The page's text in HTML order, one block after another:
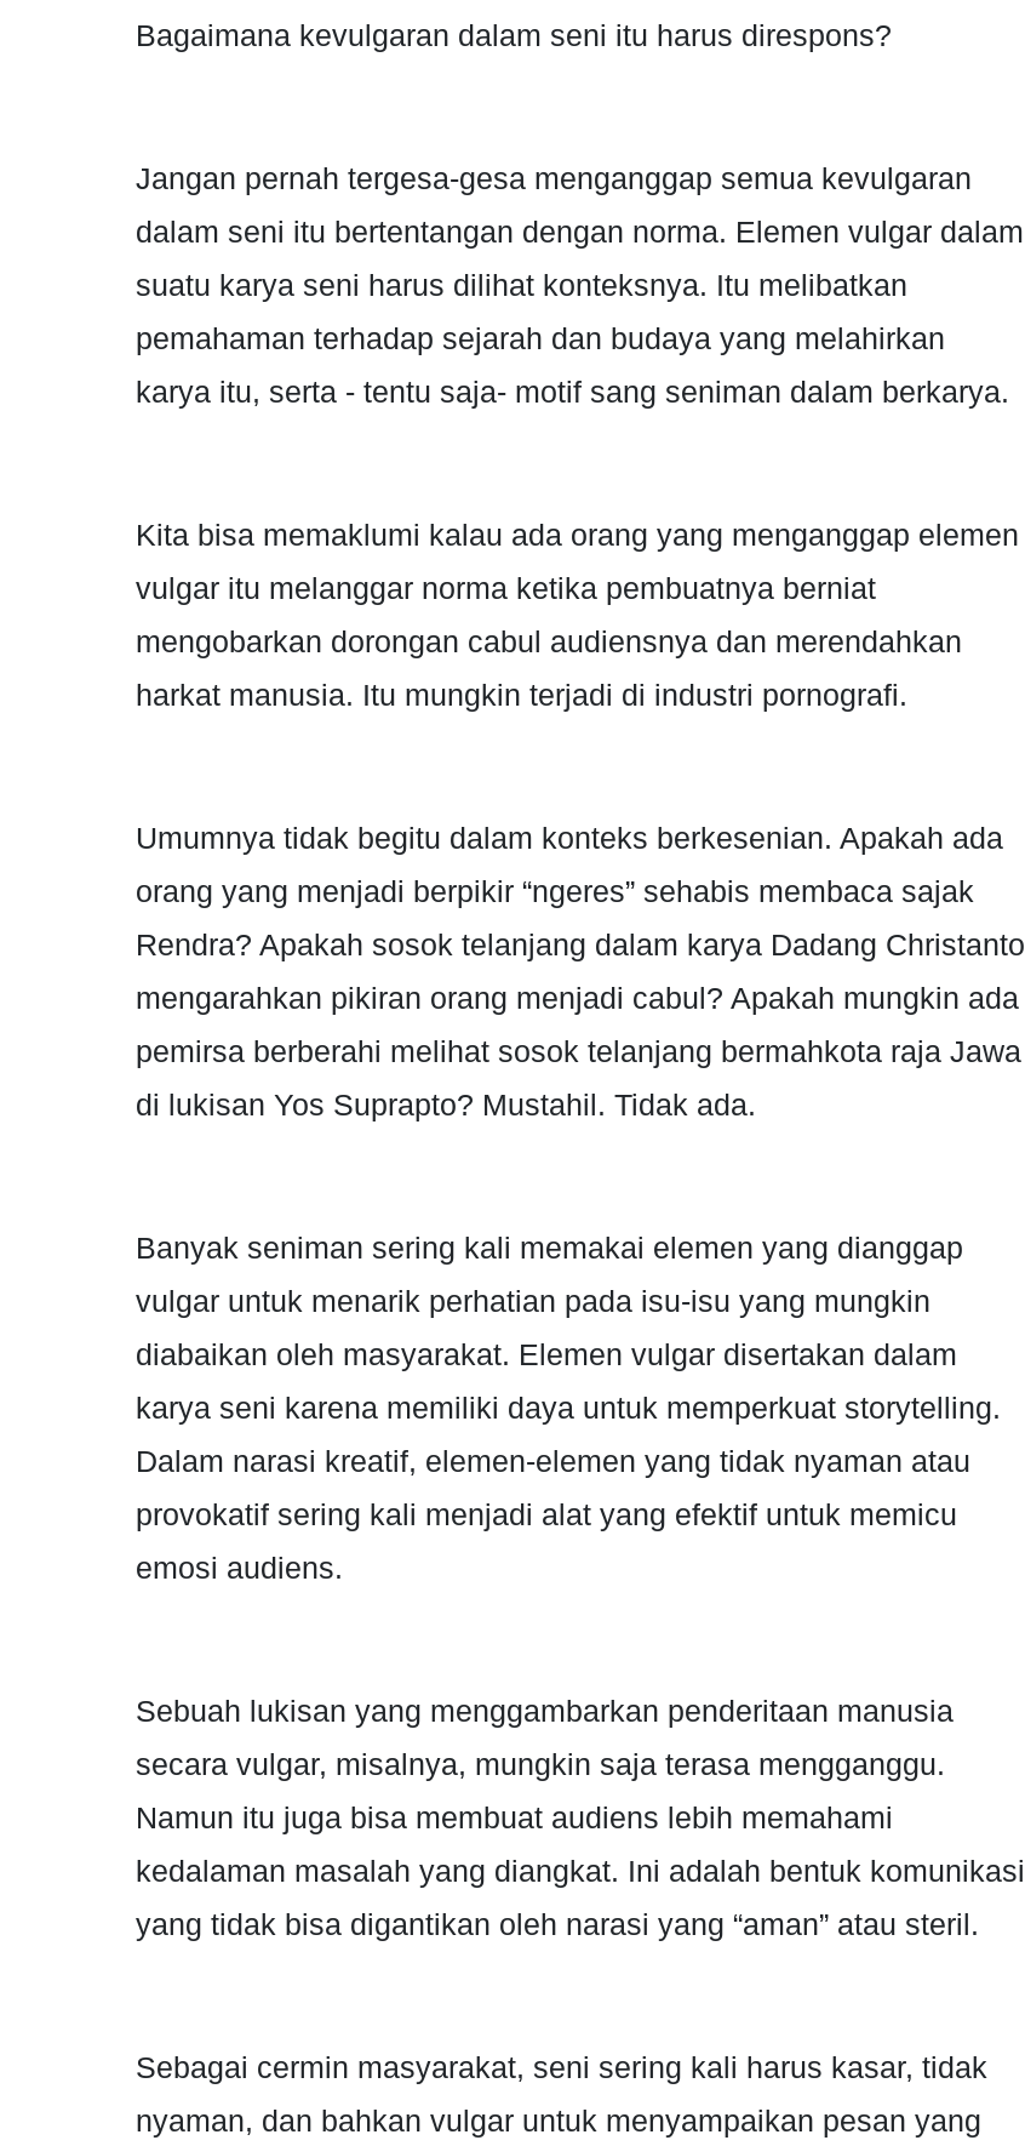
Bagaimana kevulgaran dalam seni itu harus direspons?
Jangan pernah tergesa-gesa menganggap semua kevulgaran
dalam seni itu bertentangan dengan norma. Elemen vulgar dalam
suatu karya seni harus dilihat konteksnya. Itu melibatkan
pemahaman terhadap sejarah dan budaya yang melahirkan
karya itu, serta - tentu saja- motif sang seniman dalam berkarya.
Kita bisa memaklumi kalau ada orang yang menganggap elemen
vulgar itu melanggar norma ketika pembuatnya berniat
mengobarkan dorongan cabul audiensnya dan merendahkan
harkat manusia. Itu mungkin terjadi di industri pornografi.
Umumnya tidak begitu dalam konteks berkesenian. Apakah ada
orang yang menjadi berpikir “ngeres” sehabis membaca sajak
Rendra? Apakah sosok telanjang dalam karya Dadang Christanto
mengarahkan pikiran orang menjadi cabul? Apakah mungkin ada
pemirsa berberahi melihat sosok telanjang bermahkota raja Jawa
di lukisan Yos Suprapto? Mustahil. Tidak ada.
Banyak seniman sering kali memakai elemen yang dianggap
vulgar untuk menarik perhatian pada isu-isu yang mungkin
diabaikan oleh masyarakat. Elemen vulgar disertakan dalam
karya seni karena memiliki daya untuk memperkuat storytelling.
Dalam narasi kreatif, elemen-elemen yang tidak nyaman atau
provokatif sering kali menjadi alat yang efektif untuk memicu
emosi audiens.
Sebuah lukisan yang menggambarkan penderitaan manusia
secara vulgar, misalnya, mungkin saja terasa mengganggu.
Namun itu juga bisa membuat audiens lebih memahami
kedalaman masalah yang diangkat. Ini adalah bentuk komunikasi
yang tidak bisa digantikan oleh narasi yang “aman” atau steril.
Sebagai cermin masyarakat, seni sering kali harus kasar, tidak
nyaman, dan bahkan vulgar untuk menyampaikan pesan yang